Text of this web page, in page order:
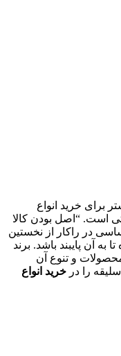
برای خرید انواع
است. “اصل بودن کالا
در راکار از نخستین
آن پایبند باشد. برند
و تنوع آن
را در خرید انواع